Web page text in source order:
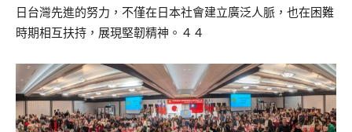
日台灣先進的努力，不僅在日本社會建立廣泛人脈，也在困難
時期相互扶持，展現堅韌精神。４４